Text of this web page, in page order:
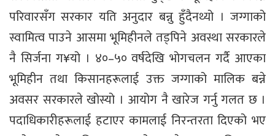
परिवारसँग सरकार यति अनुदार बन्नु हुँदैनथ्यो । जग्गाको
स्वामित्व पाउने आसमा भूमिहीनले तड्पिने अवस्था सरकारले
नै सिर्जना ग¥यो । ४०–५० वर्षदेखि भोगचलन गर्दै आएका
भूमिहीन तथा किसानहरूलाई उक्त जग्गाको मालिक बन्ने
अवसर सरकारले खोस्यो । आयोग नै खारेज गर्नु गलत छ ।
पदाधिकारीहरूलाई हटाएर कामलाई निरन्तरता दिएको भए